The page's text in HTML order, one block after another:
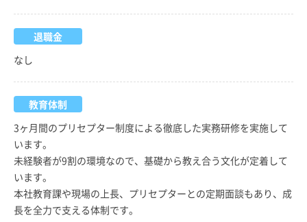
退職金
なし
教育体制
3ヶ月間のプリセプター制度による徹底した実務研修を実施して
います。
未経験者が9割の環境なので、基礎から教え合う文化が定着して
います。
本社教育課や現場の上長、プリセプターとの定期面談もあり、成
長を全力で支える体制です。